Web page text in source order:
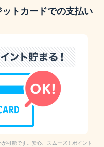
トカードでの支払い
可能です。安心、スムーズ！ポイント